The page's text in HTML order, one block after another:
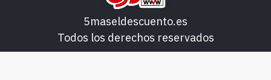
5maseldescuento.es
Todos los derechos reservados